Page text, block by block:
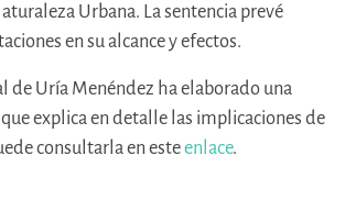
Urbana. La sentencia prevé
en su alcance y efectos.
de Uría Menéndez ha elaborado una
explica en detalle las implicaciones de
consultarla en esteenlace.